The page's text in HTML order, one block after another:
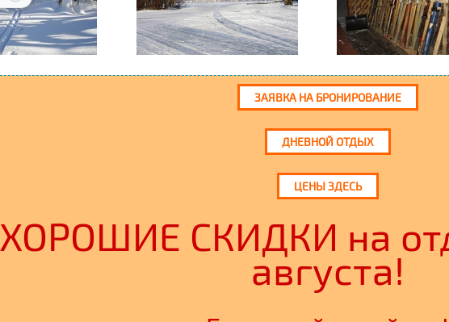
ЗАЯВКА НА БРОНИРОВАНИЕ
ДНЕВНОЙ ОТДЫХ
ЦЕНЫ ЗДЕСЬ
ХОРОШИЕ СКИДКИ на
августа!